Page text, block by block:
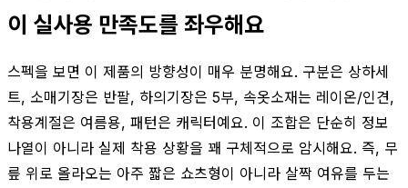
이 실사용 만족도를 좌우해요
스펙을 보면 이 제품의 방향성이 매우 분명해요. 구분은 상하세
트, 소매기장은 반팔, 하의기장은 5부, 속옷소재는 레이온/인견,
착용계절은 여름용, 패턴은 캐릭터예요. 이 조합은 단순히 정보
나열이 아니라 실제 착용 상황을 꽤 구체적으로 암시해요. 즉, 무
릎 위로 올라오는 아주 짧은 쇼츠형이 아니라 살짝 여유를 두는